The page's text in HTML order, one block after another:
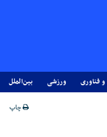
فناوری ورزشی بین‌الملل
چاپ